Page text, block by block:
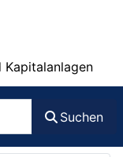
Kapitalanlagen
Suchen